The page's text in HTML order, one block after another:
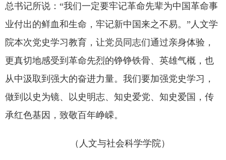
总书记所说 ：“我们一定要牢记革命先辈为中国革命事
业付出的鲜血和生命，牢记新中国来之不易。 ” 人文学
院本次党史学习教育，让党员同志们通过亲身体验，
更真切地感受到革命先烈的铮铮铁骨、英雄气概，也
从中汲取到强大的奋进力量。我们要加强党史学习，
做到以史为镜、以史明志、知史爱党、知史爱国，传
承红色基因，致敬百年峥嵘。
（ 人文与社会科学学院）